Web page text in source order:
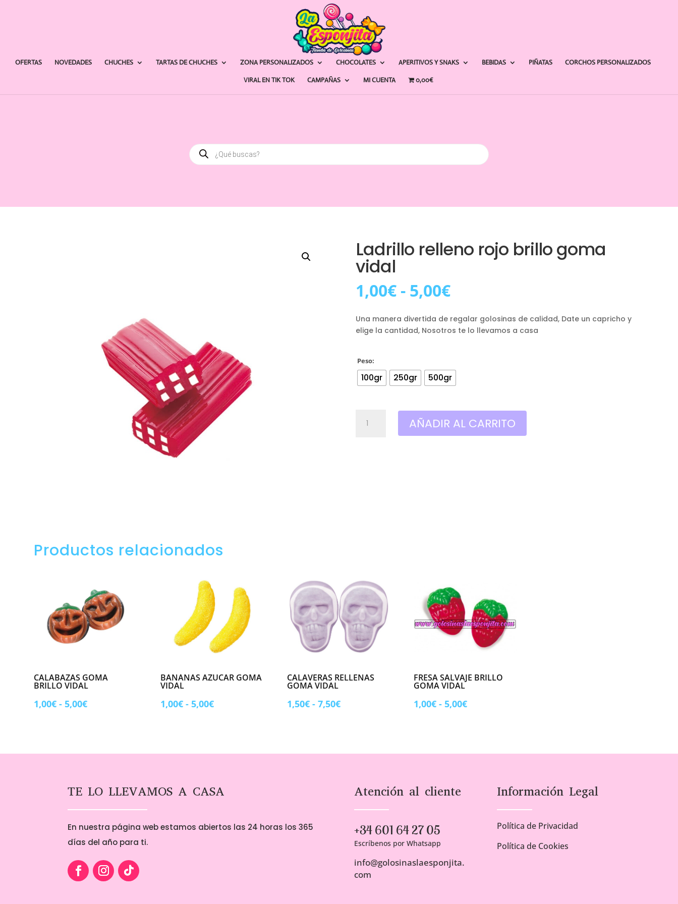
OFERTAS NOVEDADES CHUCHES TARTAS DE CHUCHES ZONA PERSONALIZADOS CHOCOLATES APERITIVOS Y SNAKS BEBIDAS PIÑATAS CORCHOS PERSONALIZADOS
VIRAL EN TIK TOK CAMPAÑAS MI CUENTA 0,00€
Búsqueda
de
productos
Ladrillo relleno rojo brillo goma
vidal
1,00€ - 5,00€Rango
de
precios:
desde
1,00€
Una manera divertida de regalar golosinas de calidad, Date un capricho y
elige la cantidad, Nosotros te lo llevamos a casa
Peso:
100gr 250gr 500gr
relleno
AÑADIR AL CARRITO
Productos relacionados
CALABAZAS GOMA
BRILLO VIDAL
1,00€ - 5,00€Rango
1,00€
BANANAS AZUCAR GOMA
VIDAL
1,00€ - 5,00€Rango
1,00€
CALAVERAS RELLENAS
GOMA VIDAL
1,50€ - 7,50€Rango
1,50€
FRESA SALVAJE BRILLO
GOMA VIDAL
1,00€ - 5,00€Rango
1,00€
TE LO LLEVAMOS A CASA
En nuestra página web estamos abiertos las 24 horas los 365
días del año para ti.
Atención al cliente
+34 601 64 27 05
Escríbenos por Whatsapp
info@golosinaslaesponjita.
com
Información Legal
Política de Privacidad
Política de Cookies